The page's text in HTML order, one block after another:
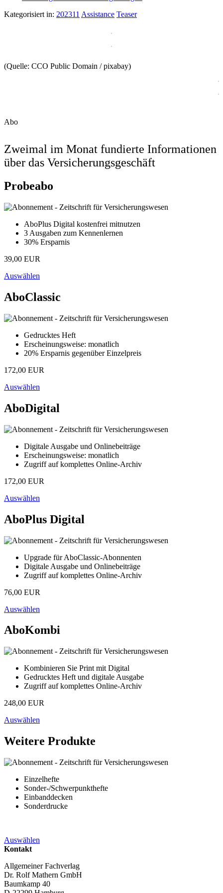
Kategorisiert in: 202311 Assistance Teaser
(Quelle: CCO Public Domain / pixabay)
Abo
Zweimal im Monat fundierte Informationen
über das Versicherungsgeschäft
Probeabo
AboPlus Digital kostenfrei mitnutzen
3 Ausgaben zum Kennenlernen
30% Ersparnis
39,00 EUR
Auswählen
AboClassic
Gedrucktes Heft
Erscheinungsweise: monatlich
20% Ersparnis gegenüber Einzelpreis
172,00 EUR
Auswählen
AboDigital
Digitale Ausgabe und Onlinebeiträge
Erscheinungsweise: monatlich
Zugriff auf komplettes Online-Archiv
172,00 EUR
Auswählen
AboPlus Digital
Upgrade für AboClassic-Abonnenten
Digitale Ausgabe und Onlinebeiträge
Zugriff auf komplettes Online-Archiv
76,00 EUR
Auswählen
AboKombi
Kombinieren Sie Print mit Digital
Gedrucktes Heft und digitale Ausgabe
Zugriff auf komplettes Online-Archiv
248,00 EUR
Auswählen
Weitere Produkte
Einzelhefte
Sonder-/Schwerpunkthefte
Einbanddecken
Sonderdrucke
Auswählen
Kontakt
Allgemeiner Fachverlag
Dr. Rolf Mathern GmbH
Baumkamp 40